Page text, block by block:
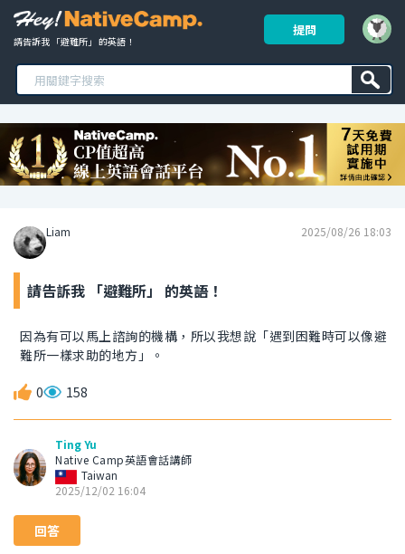
請告訴我 「避難所」 的英語！
提問
Liam 2025/08/26 18:03
請告訴我 「避難所」 的英語！
因為有可以馬上諮詢的機構，所以我想說「遇到困難時可以像避
難所一樣求助的地方」。
0 158
Ting Yu
Native Camp英語會話講師
Taiwan
2025/12/02 16:04
回答